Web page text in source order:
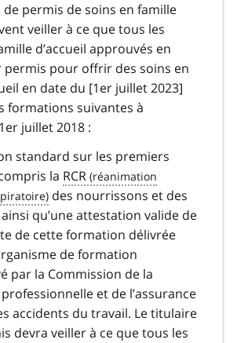
permis de soins en famille
veiller à ce que tous les
d’accueil approuvés en
permis pour offrir des soins en
en date du [1er juillet 2023]
formations suivantes à
juillet 2018 :
standard sur les premiers
la RCR
des nourrissons et des
qu’une attestation valide de
de cette formation délivrée
de formation
par la Commission de la
et de l’assurance
accidents du travail. Le titulaire
devra veiller à ce que tous les